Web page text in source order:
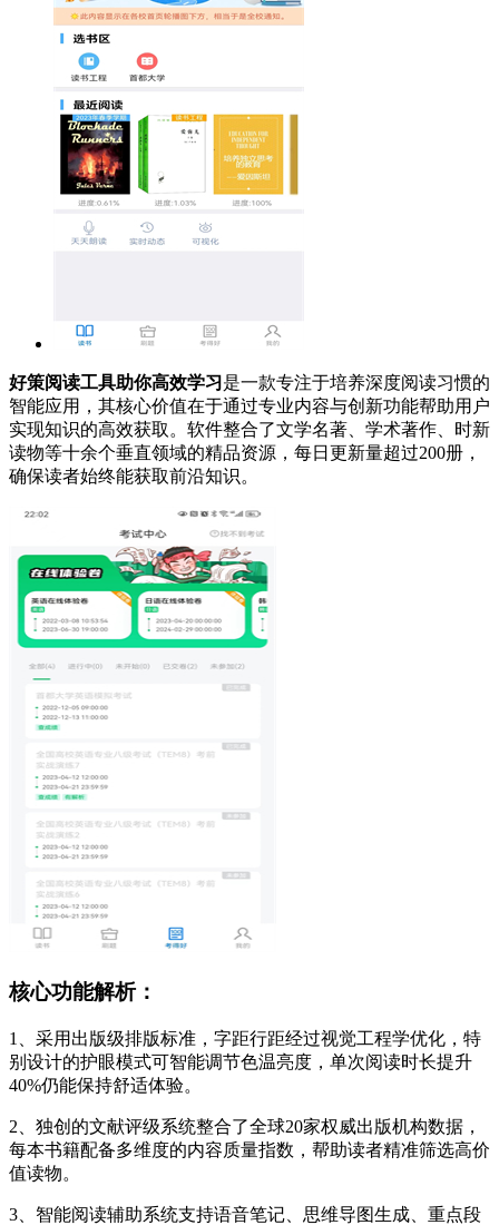
好策阅读工具助你高效学习 是一款专注于培养深度阅读习惯的
智能应用，其核心价值在于通过专业内容与创新功能帮助用户
实现知识的高效获取。软件整合了文学名著、学术著作、时新
读物等十余个垂直领域的精品资源，每日更新量超过200册，
确保读者始终能获取前沿知识。
核心功能解析：
1、采用出版级排版标准，字距行距经过视觉工程学优化，特
别设计的护眼模式可智能调节色温亮度，单次阅读时长提升
40%仍能保持舒适体验。
2、独创的文献评级系统整合了全球20家权威出版机构数据，
每本书籍配备多维度的内容质量指数，帮助读者精准筛选高价
值读物。
3、智能阅读辅助系统支持语音笔记、思维导图生成、重点段